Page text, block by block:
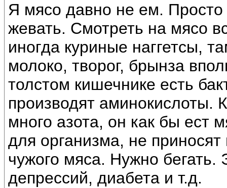
Я мясо давно не ем. Просто
жевать. Смотреть на мясо
иногда куриные наггетсы,
молоко, творог, брынза
толстом кишечнике есть
производят аминокислоты.
много азота, он как бы ест
для организма, не
чужого мяса. Нужно бегать.
депрессий, диабета и т.д.